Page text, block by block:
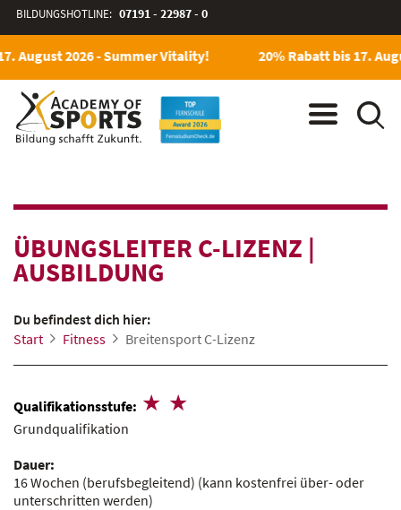
BILDUNGSHOTLINE: 07191 - 22987 - 0
August 2026 - Summer Vitality! 20% Rabatt bis 17.
ÜBUNGSLEITER C-LIZENZ |
AUSBILDUNG
Du befindest dich hier:
Start
Fitness Breitensport C-Lizenz
Qualifikationsstufe:
Grundqualifikation
Dauer:
16 Wochen (berufsbegleitend) (kann kostenfrei über- oder
unterschritten werden)